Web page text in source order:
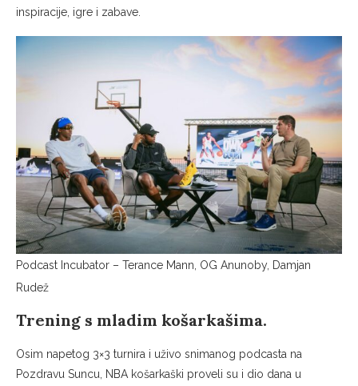
inspiracije, igre i zabave.
Podcast Incubator – Terance Mann, OG Anunoby, Damjan
Rudež
Trening s mladim košarkašima.
Osim napetog 3×3 turnira i uživo snimanog podcasta na
Pozdravu Suncu, NBA košarkaški proveli su i dio dana u